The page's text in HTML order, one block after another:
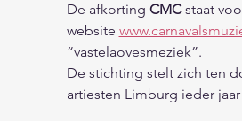
De afkorting CMC staat
website
“vastelaovesmeziek”.
De stichting stelt zich ten
artiesten Limburg ieder